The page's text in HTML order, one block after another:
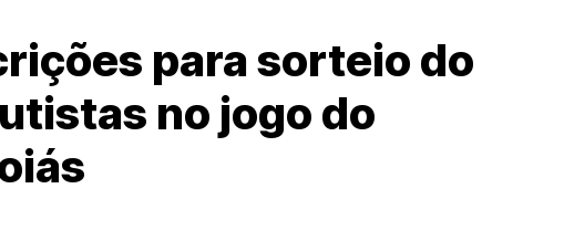
para sorteio do
no jogo do